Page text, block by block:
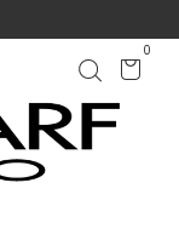
0